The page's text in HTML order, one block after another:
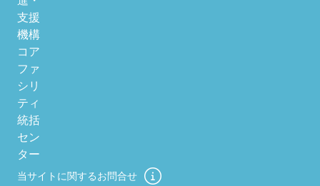
当サイトに関するお問合せ